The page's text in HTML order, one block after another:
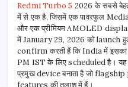
Redmi Turbo 5 2026 के सबसे
में से एक है, जिसमें एक पावरफुल
और एक प्रीमियम AMOLED display
में January 29, 2026 को launch
confirm करती हैं कि India में इसका
PM IST के लिए scheduled है।
प्रमुख device बनाता है जो